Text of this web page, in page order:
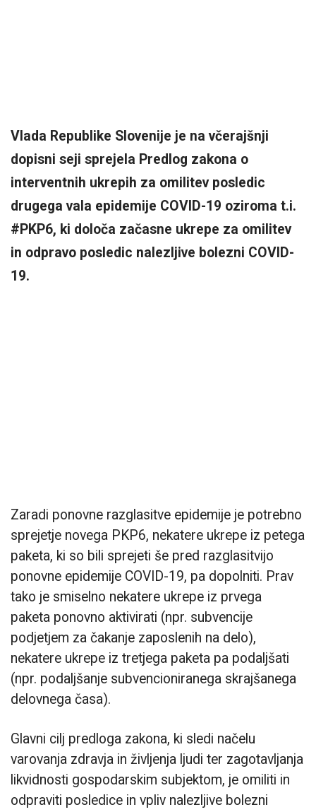
Vlada Republike Slovenije je na včerajšnji
dopisni seji sprejela Predlog zakona o
interventnih ukrepih za omilitev posledic
drugega vala epidemije COVID-19 oziroma t.i.
#PKP6, ki določa začasne ukrepe za omilitev
in odpravo posledic nalezljive bolezni COVID-
19.
Zaradi ponovne razglasitve epidemije je potrebno
sprejetje novega PKP6, nekatere ukrepe iz petega
paketa, ki so bili sprejeti še pred razglasitvijo
ponovne epidemije COVID-19, pa dopolniti. Prav
tako je smiselno nekatere ukrepe iz prvega
paketa ponovno aktivirati (npr. subvencije
podjetjem za čakanje zaposlenih na delo),
nekatere ukrepe iz tretjega paketa pa podaljšati
(npr. podaljšanje subvencioniranega skrajšanega
delovnega časa).
Glavni cilj predloga zakona, ki sledi načelu
varovanja zdravja in življenja ljudi ter zagotavljanja
likvidnosti gospodarskim subjektom, je omiliti in
odpraviti posledice in vpliv nalezljive bolezni